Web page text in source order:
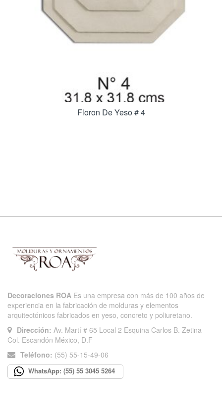
Floron De Yeso # 4
Decoraciones ROA Es una empresa con más de 100 años de
experiencia en la fabricación de molduras y elementos
arquitectónicos fabricados en yeso, concreto y poliuretano.
Dirección: Av. Martí # 65 Local 2 Esquina Carlos B. Zetina
Col. Escandón México, D.F
Teléfono: (55) 55-15-49-06
WhatsApp: (55) 55 3045 5264